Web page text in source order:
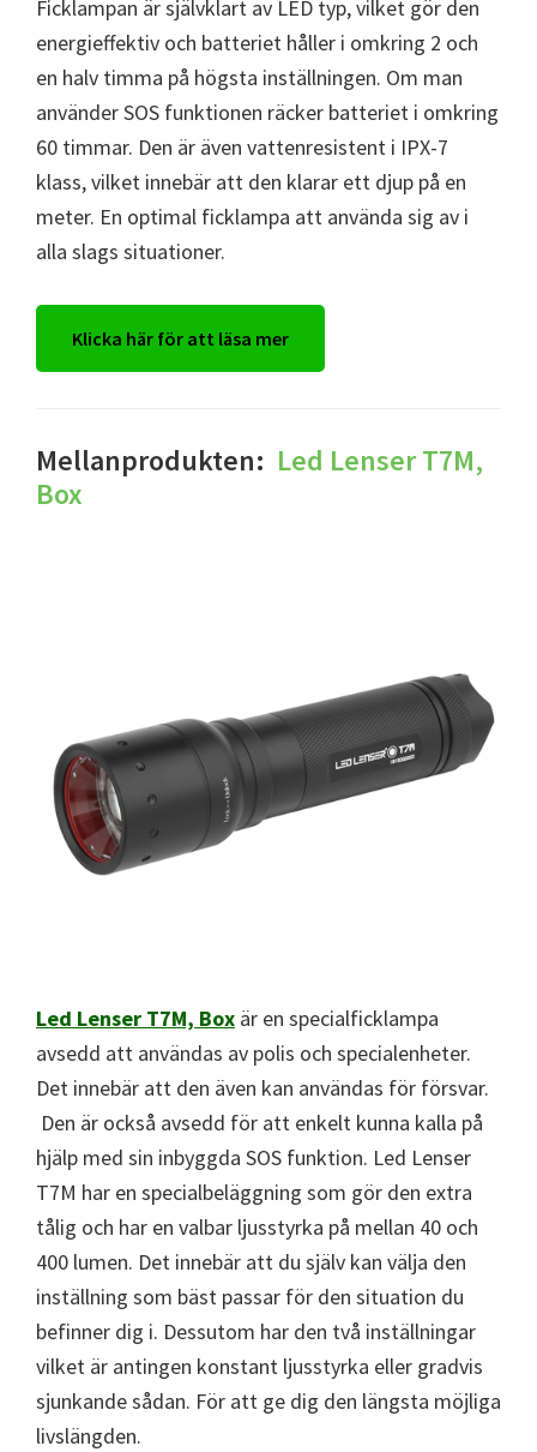
Ficklampan är självklart av LED typ, vilket gör den
energieffektiv och batteriet håller i omkring 2 och
en halv timma på högsta inställningen. Om man
använder SOS funktionen räcker batteriet i omkring
60 timmar. Den är även vattenresistent i IPX-7
klass, vilket innebär att den klarar ett djup på en
meter. En optimal ficklampa att använda sig av i
alla slags situationer.
Klicka här för att läsa mer
Mellanprodukten: Led Lenser T7M,
Box
Led Lenser T7M, Box är en specialficklampa
avsedd att användas av polis och specialenheter.
Det innebär att den även kan användas för försvar.
Den är också avsedd för att enkelt kunna kalla på
hjälp med sin inbyggda SOS funktion. Led Lenser
T7M har en specialbeläggning som gör den extra
tålig och har en valbar ljusstyrka på mellan 40 och
400 lumen. Det innebär att du själv kan välja den
inställning som bäst passar för den situation du
befinner dig i. Dessutom har den två inställningar
vilket är antingen konstant ljusstyrka eller gradvis
sjunkande sådan. För att ge dig den längsta möjliga
livslängden.